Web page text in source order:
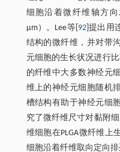
细胞沿着微纤维轴方
μm）。Lee等[ 92]提出用
结构的微纤维，并对带
元细胞的生长状况进行
的纤维中大多数神经元
维上的神经元细胞随机
槽结构有助于神经元细
究了微纤维尺寸对黏附
维细胞在PLGA微纤维上
细胞沿着纤维取向定向排